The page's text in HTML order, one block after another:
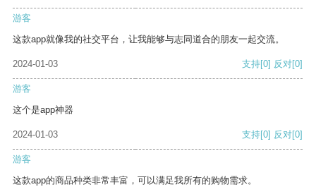
游客
这款app就像我的社交平台，让我能够与志同道合的朋友一起交流。
2024-01-03 支持[0] 反对[0]
游客
这个是app神器
2024-01-03 支持[0] 反对[0]
游客
这款app的商品种类非常丰富，可以满足我所有的购物需求。